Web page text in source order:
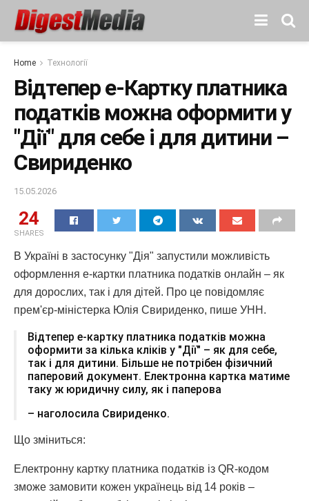
Home Технології
Відтепер е-Картку платника
податків можна оформити у
"Дії" для себе і для дитини –
Свириденко
15.05.2026
24
SHARES
В Україні в застосунку "Дія" запустили можливість
оформлення е-картки платника податків онлайн – як
для дорослих, так і для дітей. Про це повідомляє
прем'єр-міністерка Юлія Свириденко, пише УНН.
Відтепер е-картку платника податків можна
оформити за кілька кліків у "Дії" – як для себе,
так і для дитини. Більше не потрібен фізичний
паперовий документ. Електронна картка матиме
таку ж юридичну силу, як і паперова
– наголосила Свириденко.
Що зміниться:
Електронну картку платника податків із QR-кодом
зможе замовити кожен українець від 14 років –